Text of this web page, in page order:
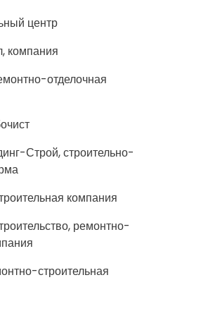
центр
компания
отделочная
Строй, строительно-
компания
ремонтно-
строительная